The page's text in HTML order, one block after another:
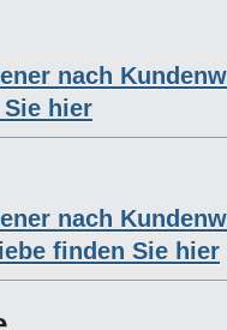
nach
hier
nach
finden Sie hier